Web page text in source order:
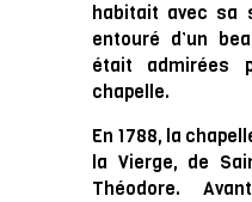
habitait avec sa
entouré d’un
était admirées
chapelle.
En 1788, la
la Vierge, de
Théodore.